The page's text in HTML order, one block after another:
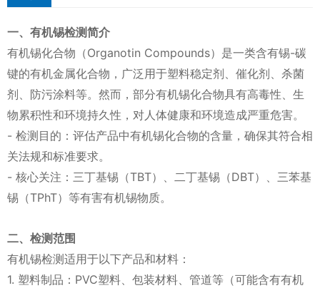
一、有机锡检测简介
有机锡化合物（Organotin Compounds）是一类含有锡-碳
键的有机金属化合物，广泛用于塑料稳定剂、催化剂、杀菌
剂、防污涂料等。然而，部分有机锡化合物具有高毒性、生
物累积性和环境持久性，对人体健康和环境造成严重危害。
- 检测目的：评估产品中有机锡化合物的含量，确保其符合相
关法规和标准要求。
- 核心关注：三丁基锡（TBT）、二丁基锡（DBT）、三苯基
锡（TPhT）等有害有机锡物质。
二、检测范围
有机锡检测适用于以下产品和材料：
1. 塑料制品：PVC塑料、包装材料、管道等（可能含有有机